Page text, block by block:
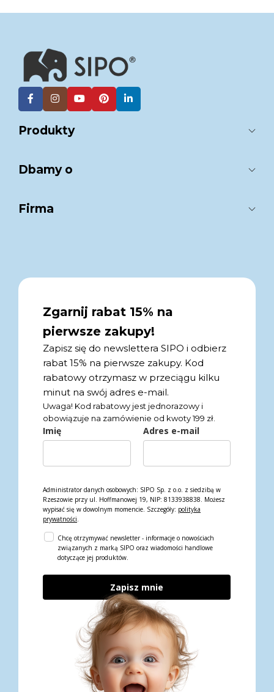
Produkty
Dbamy o
Firma
Zgarnij rabat 15% na
pierwsze zakupy!
Zapisz się do newslettera SIPO i odbierz
rabat 15% na pierwsze zakupy. Kod
rabatowy otrzymasz w przeciągu kilku
minut na swój adres e-mail.
Uwaga! Kod rabatowy jest jednorazowy i
obowiązuje na zamówienie od kwoty 199 zł.
Imię Adres e-mail
Administrator danych osobowych: SIPO Sp. z o.o. z siedzibą w
Rzeszowie przy ul. Hoffmanowej 19, NIP: 8133938838. Możesz
wypisać się w dowolnym momencie. Szczegóły: polityka
prywatności.
Chcę otrzymywać newsletter - informacje o nowościach
związanych z marką SIPO oraz wiadomości handlowe
dotyczące jej produktów.
Zapisz mnie